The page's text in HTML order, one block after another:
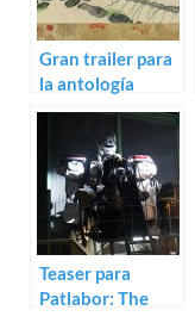
Gran trailer para
la antología
animada
japonesa Short
Peace
Teaser para
Patlabor: The